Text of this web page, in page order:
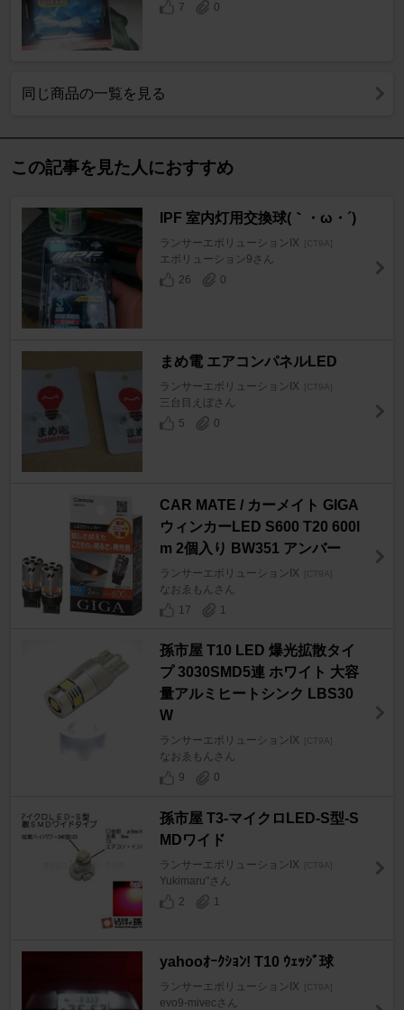
7 0
同じ商品の一覧を見る
この記事を見た人におすすめ
IPF 室内灯用交換球(｀・ω・´)
ランサーエボリューションIX [CT9A]
エボリューション9さん
26
0
まめ電 エアコンパネルLED
ランサーエボリューションIX [CT9A]
三台目えぼさん
5
0
CAR MATE / カーメイト GIGA
ウィンカーLED S600 T20 600l
m 2個入り BW351 アンバー
ランサーエボリューションIX [CT9A]
なおゑもんさん
17
1
孫市屋 T10 LED 爆光拡散タイ
プ 3030SMD5連 ホワイト 大容
量アルミヒートシンク LBS30
W
ランサーエボリューションIX [CT9A]
なおゑもんさん
9
0
孫市屋 T3-マイクロLED-S型-S
MDワイド
ランサーエボリューションIX [CT9A]
Yukimaru"さん
2
1
yahooｵｰｸｼｮﾝ! T10 ｳｪｯｼﾞ球
ランサーエボリューションIX [CT9A]
evo9-mivecさん